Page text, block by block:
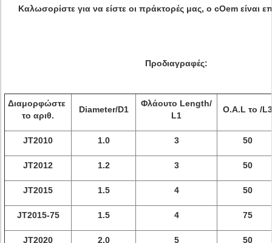
Καλωσορίστε για να είστε οι πράκτορές μας, ο cOem είναι
Προδιαγραφές:
Διαμορφώστε
το αριθ.
Diameter/D1
Φλάουτο Length/
L1
O.A.L το /L3
JT2010 1.0 3 50
JT2012 1.2 3 50
JT2015 1.5 4 50
JT2015-75 1.5 4 75
JT2020 2.0 5 50